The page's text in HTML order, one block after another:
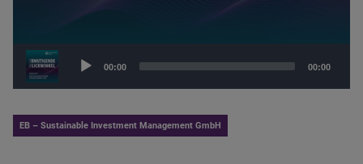
Audio
00:00 00:00
EB – Sustainable Investment Management GmbH